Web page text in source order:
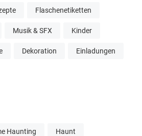
Flaschenetiketten
Musik & SFX Kinder
Dekoration Einladungen
Haunting Haunt